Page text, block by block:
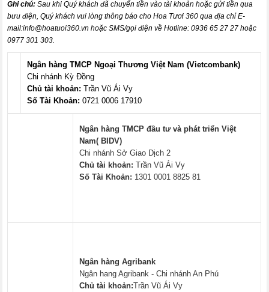
Ghi chú:Sau khi Quý khách đã chuyển tiền vào tài khoản hoặc gửi tiền qua
bưu điện, Quý khách vui lòng thông báo cho Hoa Tươi 360 qua địa chỉ E-
mail:info@hoatuoi360.vn hoặc SMS/gọi điện về Hotline: 0936 65 27 27 hoặc
0977 301 303.
Ngân hàng TMCP Ngoại Thương Việt Nam (Vietcombank)
Chi nhánh Kỳ Đồng
Chủ tài khoản: Trần Vũ Ái Vy
Số Tài Khoản: 0721 0006 17910
Ngân hàng TMCP đầu tư và phát triển Việt
Nam( BIDV)
Chi nhánh Sở Giao Dịch 2
Chủ tài khoản: Trần Vũ Ái Vy
Số Tài Khoản: 1301 0001 8825 81
Ngân hàng Agribank
Ngân hang Agribank - Chi nhánh An Phú
Chủ tài khoản:Trần Vũ Ái Vy